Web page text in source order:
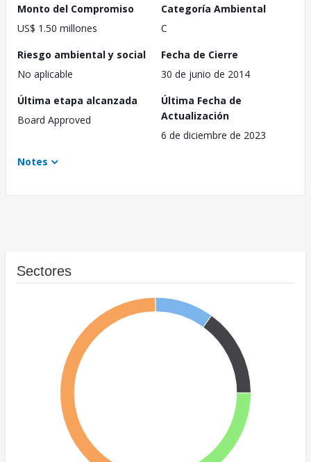
Monto del Compromiso
US$ 1.50 millones
Categoría Ambiental
C
Riesgo ambiental y social
No aplicable
Fecha de Cierre
30 de junio de 2014
Última etapa alcanzada
Board Approved
Última Fecha de
Actualización
6 de diciembre de 2023
Notes
Sectores